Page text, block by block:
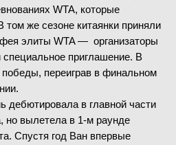
WTA, которые
же сезоне китаянки приняли
элиты WTA — организаторы
приглашение. В
победы, переиграв в финальном
дебютировала в главной части
но вылетела в 1-м раунде
Спустя год Ван впервые